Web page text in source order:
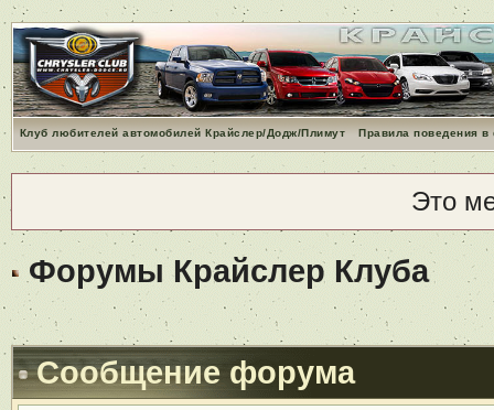
Клуб любителей автомобилей Крайслер/Додж/Плимут Правила поведения
Это
Форумы Крайслер Клуба
Сообщение форума